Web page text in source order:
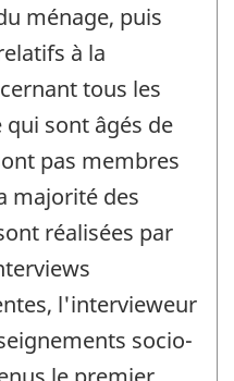
ménage, puis
à la
tous les
sont âgés de
pas membres
majorité des
réalisées par
l'intervieweur
socio-